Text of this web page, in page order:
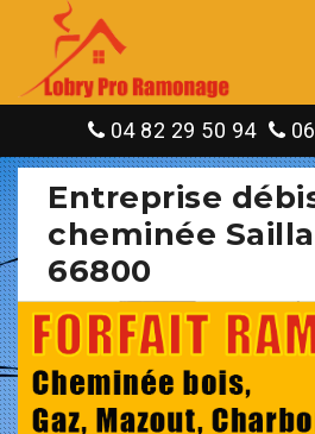
04 82 29 50 94
Entreprise
cheminée
66800